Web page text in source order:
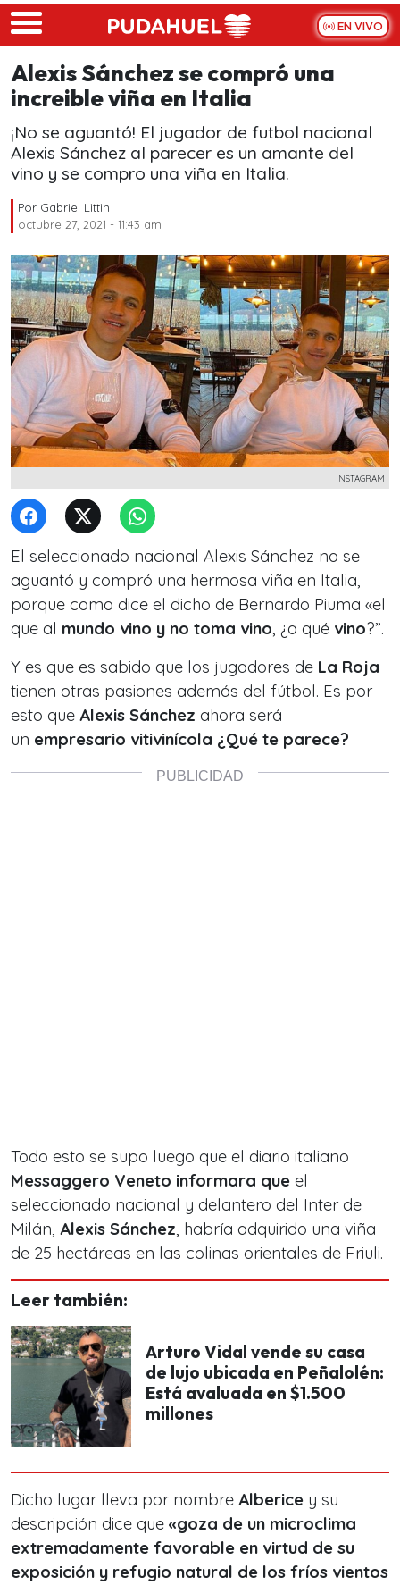
Skip to main content
EN VIVO
Alexis Sánchez se compró una
increible viña en Italia
¡No se aguantó! El jugador de futbol nacional
Alexis Sánchez al parecer es un amante del
vino y se compro una viña en Italia.
Por Gabriel Littin
octubre 27, 2021 - 11:43 am
INSTAGRAM
El seleccionado nacional Alexis Sánchez no se
aguantó y compró una hermosa viña en Italia,
porque como dice el dicho de Bernardo Piuma «el
que al mundo vino y no toma vino, ¿a qué vino?”.
Y es que es sabido que los jugadores de La Roja
tienen otras pasiones además del fútbol. Es por
esto que Alexis Sánchez ahora será
un empresario vitivinícola ¿Qué te parece?
Todo esto se supo luego que el diario italiano
Messaggero Veneto informara que el
seleccionado nacional y delantero del Inter de
Milán, Alexis Sánchez, habría adquirido una viña
de 25 hectáreas en las colinas orientales de Friuli.
Leer también:
Arturo Vidal vende su casa
de lujo ubicada en Peñalolén:
Está avaluada en $1.500
millones
Dicho lugar lleva por nombre Alberice y su
descripción dice que «goza de un microclima
extremadamente favorable en virtud de su
exposición y refugio natural de los fríos vientos